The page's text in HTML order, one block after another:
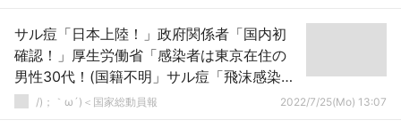
サル痘「日本上陸！」政府関係者「国内初
確認！」厚生労働省「感染者は東京在住の
男性30代！(国籍不明」サル痘「飛沫感染あ
り！」日本「長袖とﾏｽｸ着用で感染予防！」
/)；｀ω´)＜国家総動員報 2022/7/25(Mo) 13:07